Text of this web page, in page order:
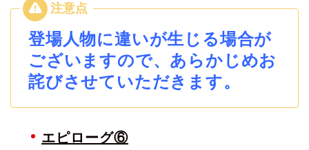
登場人物に違いが生じる場合が
ございますので、あらかじめお
詫びさせていただきます。
エピローグ⑥